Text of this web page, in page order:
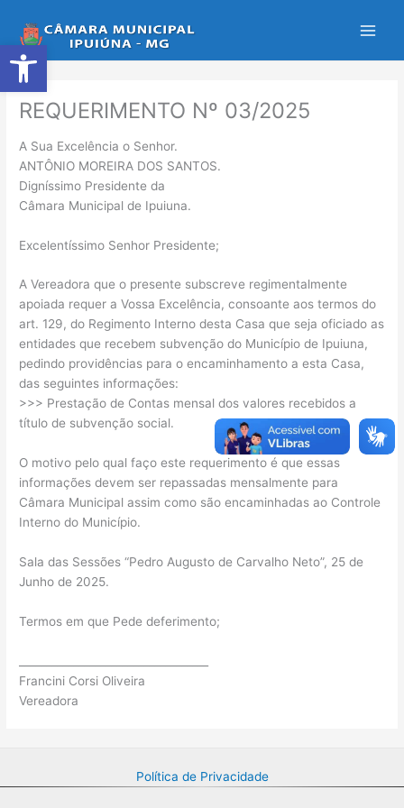
Abrir a barra de ferramentas
para
o
conteúdo
REQUERIMENTO Nº 03/2025
A Sua Excelência o Senhor.
ANTÔNIO MOREIRA DOS SANTOS.
Digníssimo Presidente da
Câmara Municipal de Ipuiuna.
Excelentíssimo Senhor Presidente;
A Vereadora que o presente subscreve regimentalmente
apoiada requer a Vossa Excelência, consoante aos termos do
art. 129, do Regimento Interno desta Casa que seja oficiado as
entidades que recebem subvenção do Município de Ipuiuna,
pedindo providências para o encaminhamento a esta Casa,
das seguintes informações:
>>> Prestação de Contas mensal dos valores recebidos a
título de subvenção social.
O motivo pelo qual faço este requerimento é que essas
informações devem ser repassadas mensalmente para
Câmara Municipal assim como são encaminhadas ao Controle
Interno do Município.
Sala das Sessões “Pedro Augusto de Carvalho Neto”, 25 de
Junho de 2025.
Termos em que Pede deferimento;
Francini Corsi Oliveira
Vereadora
Política de Privacidade